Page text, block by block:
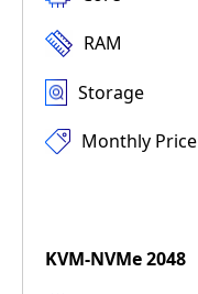
RAM
Storage
Monthly Price
KVM-NVMe 2048